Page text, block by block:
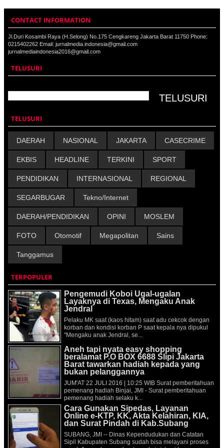
CONTACT INFORMATION
Jl.Duri Kosambi Raya (H.Selong) No.175 Cengkareng Jakarta Barat 11750 Phone:
0215402262 Email: jurnalmedia.indonesia@gmail.com
jurnalmediaindonesia2016@gmail.com
TELUSURI
TELUSURI
DAERAH NASIONAL JAKARTA CASECRIME
EKBIS HEADLINE TERKINI SPORT
PENDIDIKAN INTERNASIONAL REGIONAL
SEGARBUGAR Tekno/Internet
DAERAH/PENDIDIKAN OPINI MOSLEM
FOTO Otomotif Megapolitan Sains
Tanggamus
TERPOPULER
Pengemudi Koboi Ugal-ugalan
Layaknya di Texas, Mengaku Anak
Jendral
Pelaku MK saat (kaos hitam) saat adu cekcok dengan
korban dan kondisi korban P saat kepala nya dipukul
"Mengaku anak Jendral, se...
Aneh tapi nyata easy shopping
beralamat P.O BOX 6688 Slipi Jakarta
Barat tawarkan hadiah kepada yang
bukan pelanggannya
JUM'AT 22 JULI 2016 | 10:25 WIB Surat pemberitahuan
pemenang hadiah Binjai, JMI - Surat pemberitahuan
pemenang hadiah selaku k...
Cara Gunakan Sipedas, Layanan
Online e-KTP, KK, Akta Kelahiran, KIA,
dan Surat Pindah di Kab.Subang
SUBANG, JMI -- Dinas Kependudukan dan Catatan
Sipil Kabupaten Subang sudah bisa melayani proses